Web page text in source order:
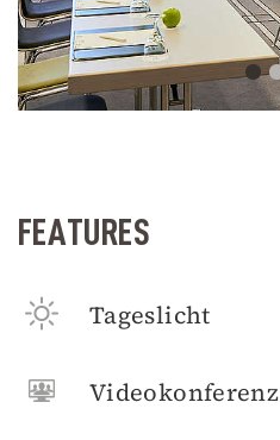
FEATURES
Tageslicht
Videokonferenz